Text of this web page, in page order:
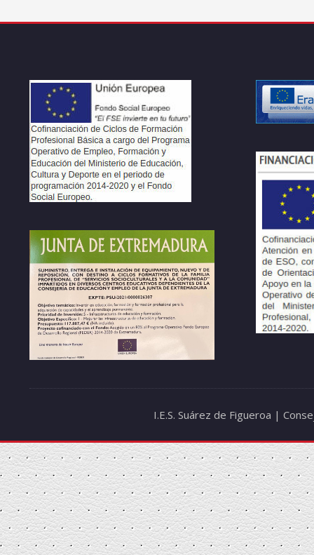
I.E.S. Suárez de Figueroa |